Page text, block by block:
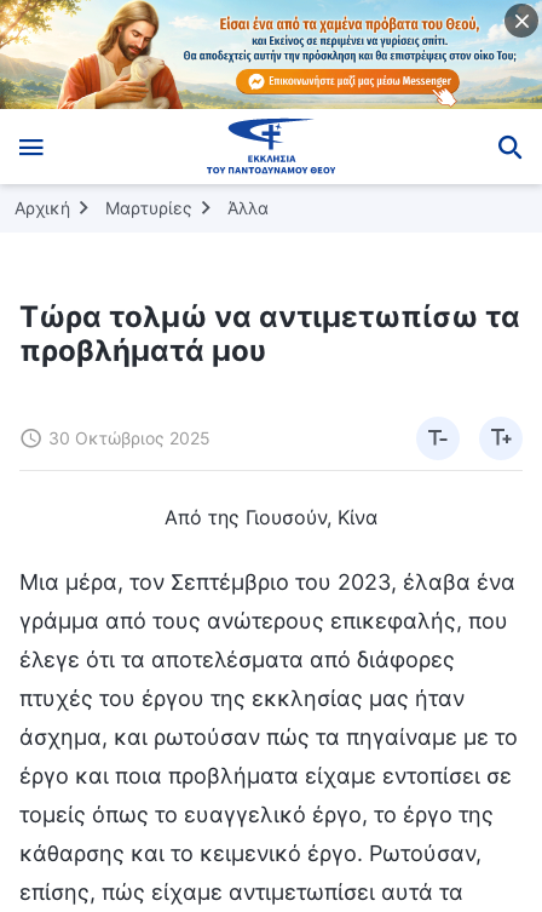
Αρχική Μαρτυρίες Άλλα
Τώρα τολμώ να αντιμετωπίσω τα
προβλήματά μου
30 Οκτώβριος 2025
Από της Γιουσούν, Κίνα
Μια μέρα, τον Σεπτέμβριο του 2023, έλαβα ένα
γράμμα από τους ανώτερους επικεφαλής, που
έλεγε ότι τα αποτελέσματα από διάφορες
πτυχές του έργου της εκκλησίας μας ήταν
άσχημα, και ρωτούσαν πώς τα πηγαίναμε με το
έργο και ποια προβλήματα είχαμε εντοπίσει σε
τομείς όπως το ευαγγελικό έργο, το έργο της
κάθαρσης και το κειμενικό έργο. Ρωτούσαν,
επίσης, πώς είχαμε αντιμετωπίσει αυτά τα